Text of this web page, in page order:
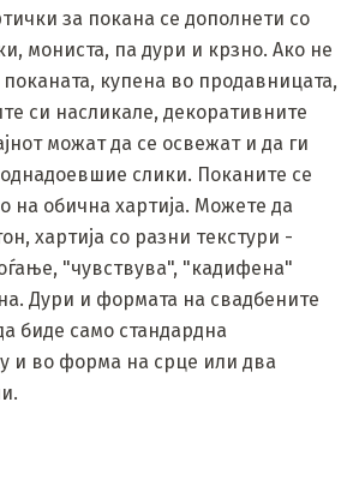
за покана се дополнети со
мониста, па дури и крзно. Ако не
купена во продавницата,
си насликале, декоративните
можат да се освежат и да ги
слики. Поканите се
на обична хартија. Можете да
хартија со разни текстури -
"чувствува", "кадифена"
Дури и формата на свадбените
биде само стандардна
и во форма на срце или два